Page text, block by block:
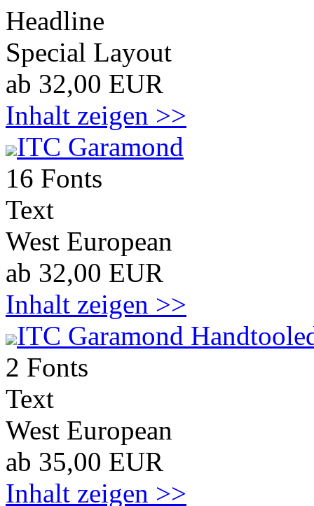
Headline
Special Layout
ab 32,00 EUR
Inhalt zeigen >>
ITC Garamond
16 Fonts
Text
West European
ab 32,00 EUR
Inhalt zeigen >>
ITC Garamond
2 Fonts
Text
West European
ab 35,00 EUR
Inhalt zeigen >>